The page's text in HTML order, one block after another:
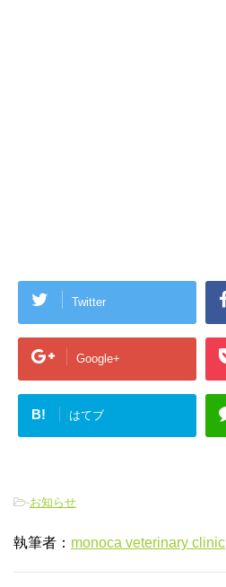
Twitter
Google+
B! はてブ
-お知らせ
執筆者： monoca veterinary clinic